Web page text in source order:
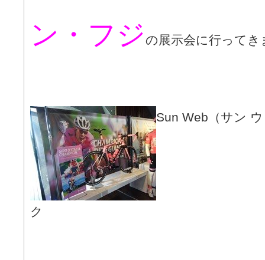
ン・フジの展示会に行ってき
Sun Web（サン
ク